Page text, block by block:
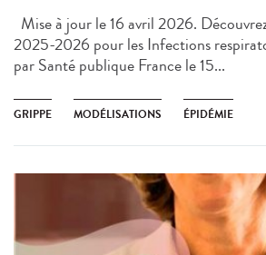
Mise à jour le 16 avril 2026.
2025-2026 pour les Infections
par Santé publique France le 15...
GRIPPE MODÉLISATIONS ÉPIDÉMIE